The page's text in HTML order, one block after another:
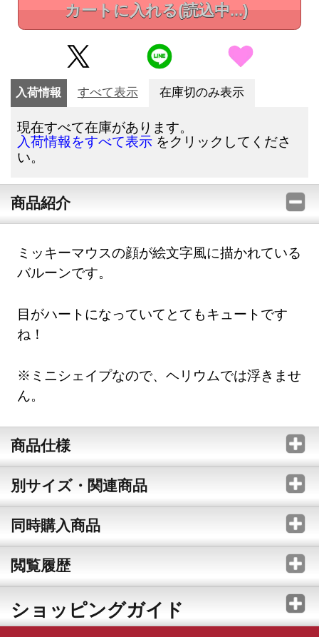
カートに入れる(読込中...)
入荷情報 すべて表示 在庫切のみ表示
現在すべて在庫があります。
入荷情報をすべて表示 をクリックしてくださ
い。
商品紹介
ミッキーマウスの顔が絵文字風に描かれている
バルーンです。
目がハートになっていてとてもキュートです
ね！
※ミニシェイプなので、ヘリウムでは浮きませ
ん。
商品仕様
別サイズ・関連商品
同時購入商品
閲覧履歴
ショッピングガイド